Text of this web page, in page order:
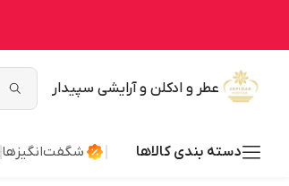
عطر و ادکلن و آرایشی سپیدار
دسته بندی کالاها شگفت‌انگیزها